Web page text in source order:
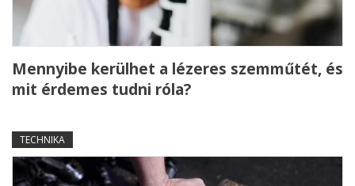
Mennyibe kerülhet a lézeres szemműtét, és
mit érdemes tudni róla?
TECHNIKA